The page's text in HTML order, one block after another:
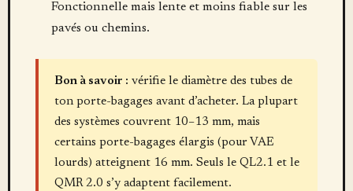
Fonctionnelle mais lente et moins fiable sur les
pavés ou chemins.
Bon à savoir : vérifie le diamètre des tubes de
ton porte-bagages avant d’acheter. La plupart
des systèmes couvrent 10–13 mm, mais
certains porte-bagages élargis (pour VAE
lourds) atteignent 16 mm. Seuls le QL2.1 et le
QMR 2.0 s’y adaptent facilement.